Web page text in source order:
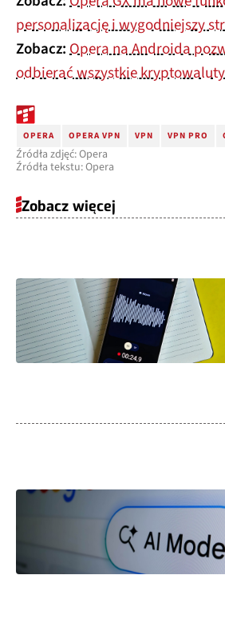
personalizację i wygodniejszy
Zobacz:Opera na Androida
odbierać wszystkie kryptowaluty
OPERA OPERA VPN VPN VPN PRO
Źródła zdjęć: Opera
Źródła tekstu: Opera
Zobacz więcej